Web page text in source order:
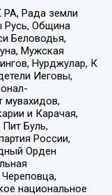
РА, Рада земли
Русь, Община
Беловодья,
Мужская
Нурджулар, К
Иеговы,
мувахидов,
и Карачая,
Буль,
России,
Орден
национальное